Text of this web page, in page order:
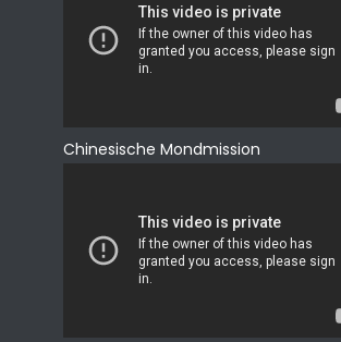
Chinesische Mondmission